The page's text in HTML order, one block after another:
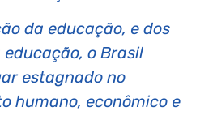
da educação, e dos
o Brasil
estagnado no
humano, econômico e